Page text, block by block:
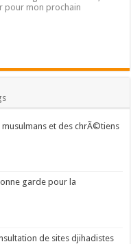
pour mon prochain
et des chrÃ©tiens
garde pour la
de sites djihadistes